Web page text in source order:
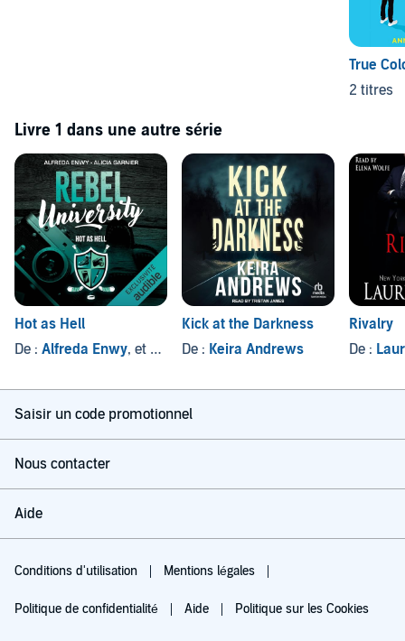
True
2 titres
Livre 1 dans une autre série
Hot as Hell
De : Alfreda Enwy, et autres
Kick at the Darkness
De : Keira Andrews
Rivalry
De :
Saisir un code promotionnel
Nous contacter
Aide
Conditions d'utilisation Mentions légales
Politique de confidentialité Aide Politique sur les Cookies